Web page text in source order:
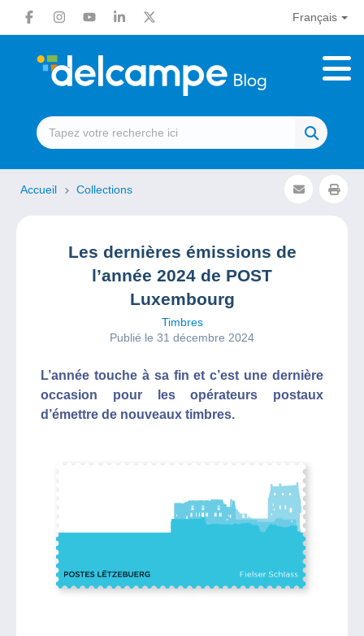
Français
Accueil Collections
Les dernières émissions de
l’année 2024 de POST
Luxembourg
Timbres
Publié le 31 décembre 2024
L’année touche à sa fin et c’est une dernière
occasion pour les opérateurs postaux
d’émettre de nouveaux timbres.